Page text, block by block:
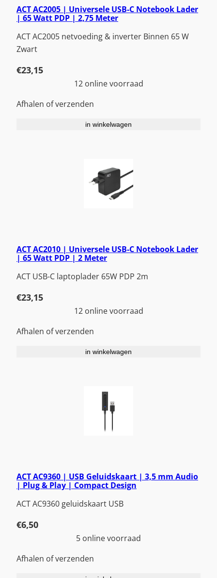
ACT AC2005 | Universele USB-C Notebook Lader
| 65 Watt PDP | 2,75 Meter
ACT AC2005 netvoeding & inverter Binnen 65 W
Zwart
€23,15
12 online voorraad
Afhalen of verzenden
in winkelwagen
ACT AC2010 | Universele USB-C Notebook Lader
| 65 Watt PDP | 2 Meter
ACT USB-C laptoplader 65W PDP 2m
€23,15
12 online voorraad
Afhalen of verzenden
in winkelwagen
ACT AC9360 | USB Geluidskaart | 3,5 mm Audio
| Plug & Play | Compact Design
ACT AC9360 geluidskaart USB
€6,50
5 online voorraad
Afhalen of verzenden